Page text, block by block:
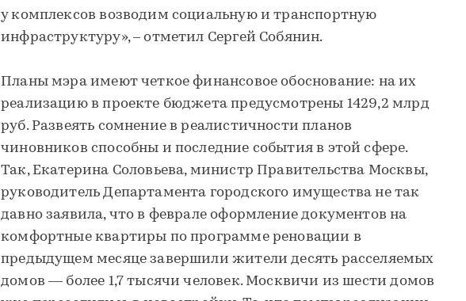
у комплексов возводим социальную и транспортную
инфраструктуру», – отметил Сергей Собянин.
Планы мэра имеют четкое финансовое обоснование: на их
реализацию в проекте бюджета предусмотрены 1429,2 млрд
руб. Развеять сомнение в реалистичности планов
чиновников способны и последние события в этой сфере.
Так, Екатерина Соловьева, министр Правительства Москвы,
руководитель Департамента городского имущества не так
давно заявила, что в феврале оформление документов на
комфортные квартиры по программе реновации в
предыдущем месяце завершили жители десять расселяемых
домов — более 1,7 тысячи человек. Москвичи из шести домов